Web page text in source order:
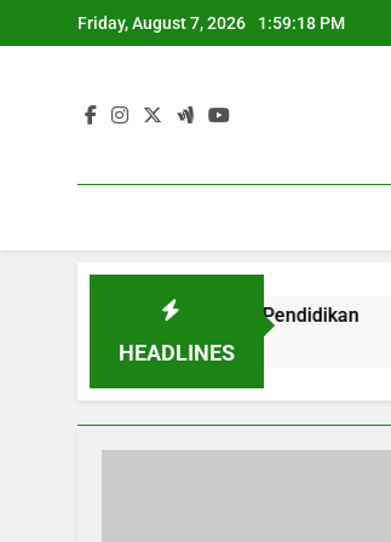
to
Friday, August 7, 2026 1:59:19 PM
HEADLINES
Kawasan Pendidikan